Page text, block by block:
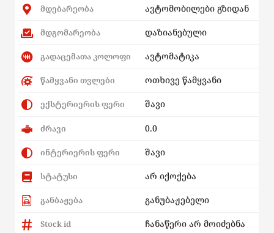
მდებარეობა ავტომობილები გზიდან
მდგომარეობა დაზიანებული
გადაცემათა კოლოფი ავტომატიკა
წამყვანი თვლები ოთხივე წამყვანი
ექსტერიერის ფერი შავი
ძრავი 0.0
ინტერიერის ფერი შავი
სტატუსი არ იქოქება
განბაჟება განუბაჟებელი
Stock id ჩანაწერი არ მოიძებნა